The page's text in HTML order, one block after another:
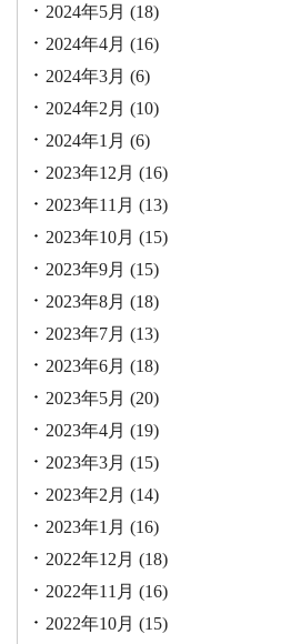
2024年5月 (18)
2024年4月 (16)
2024年3月 (6)
2024年2月 (10)
2024年1月 (6)
2023年12月 (16)
2023年11月 (13)
2023年10月 (15)
2023年9月 (15)
2023年8月 (18)
2023年7月 (13)
2023年6月 (18)
2023年5月 (20)
2023年4月 (19)
2023年3月 (15)
2023年2月 (14)
2023年1月 (16)
2022年12月 (18)
2022年11月 (16)
2022年10月 (15)